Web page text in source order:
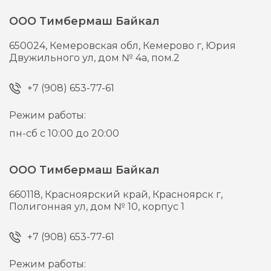
ООО Тимбермаш Байкал
650024, Кемеровская обл, Кемерово г, Юрия
Двужильного ул, дом № 4а, пом.2
+7 (908) 653-77-61
Режим работы:
пн-сб с 10:00 до 20:00
ООО Тимбермаш Байкал
660118, Красноярский край, Красноярск г,
Полигонная ул, дом № 10, корпус 1
+7 (908) 653-77-61
Режим работы: